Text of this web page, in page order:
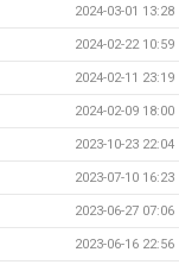
2024-03-01 13:28
2024-02-22 10:59
2024-02-11 23:19
2024-02-09 18:00
2023-10-23 22:04
2023-07-10 16:23
2023-06-27 07:06
2023-06-16 22:56